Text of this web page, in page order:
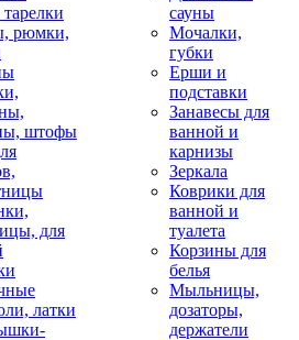
рюмки,
штофы
для
латки
сауны
Мочалки,
губки
Ерши и
подставки
Занавесы для
ванной и
карнизы
Зеркала
Коврики для
ванной и
туалета
Корзины для
белья
Мыльницы,
дозаторы,
держатели